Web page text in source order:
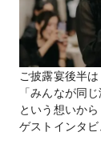
ご披露宴後半は
「みんなが同
という想いから
ゲストインタ